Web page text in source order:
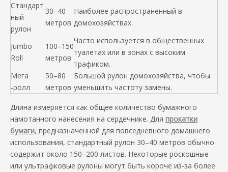
Стандарт
ный
рулон
30–40
метров
Наиболее распространенный в
домохозяйствах.
Jumbo
Roll
100–150
метров
Часто используется в общественных
туалетах или в зонах с высоким
трафиком.
Мега
-ролл
50–80
метров
Большой рулон домохозяйства, чтобы
уменьшить частоту замены.
Длина измеряется как общее количество бумажного
намотанного нанесения на сердечнике. Для прокатки
бумаги, предназначенной для повседневного домашнего
использования, стандартный рулон 30–40 метров обычно
содержит около 150–200 листов. Некоторые роскошные
или ультрафковые рулоны могут быть короче из-за более